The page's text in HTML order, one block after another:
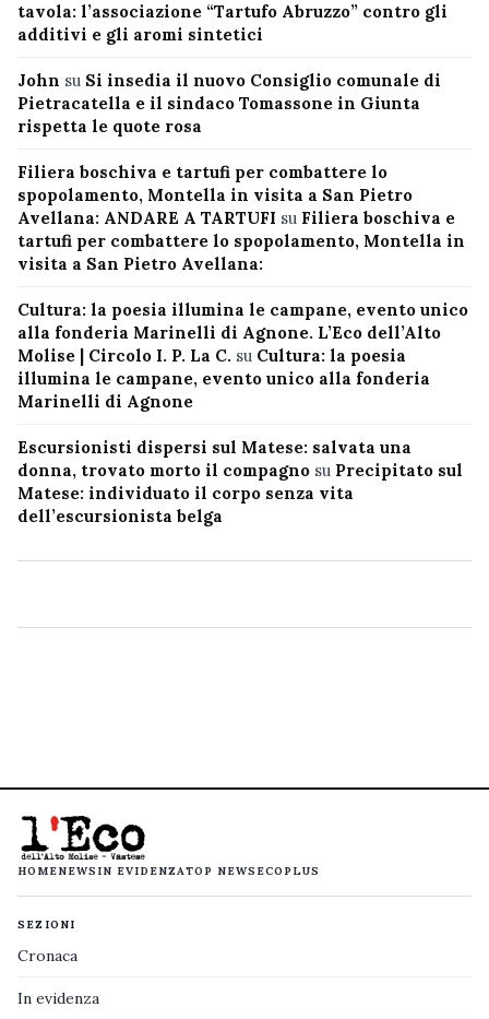
tavola: l’associazione “Tartufo Abruzzo” contro gli
additivi e gli aromi sintetici
John su Si insedia il nuovo Consiglio comunale di
Pietracatella e il sindaco Tomassone in Giunta
rispetta le quote rosa
Filiera boschiva e tartufi per combattere lo
spopolamento, Montella in visita a San Pietro
Avellana: ANDARE A TARTUFI su Filiera boschiva e
tartufi per combattere lo spopolamento, Montella in
visita a San Pietro Avellana:
Cultura: la poesia illumina le campane, evento unico
alla fonderia Marinelli di Agnone. L’Eco dell’Alto
Molise | Circolo I. P. La C. su Cultura: la poesia
illumina le campane, evento unico alla fonderia
Marinelli di Agnone
Escursionisti dispersi sul Matese: salvata una
donna, trovato morto il compagno su Precipitato sul
Matese: individuato il corpo senza vita
dell’escursionista belga
HOMENEWS IN EVIDENZATOP NEWS ECOPLUS
SEZIONI
Cronaca
In evidenza